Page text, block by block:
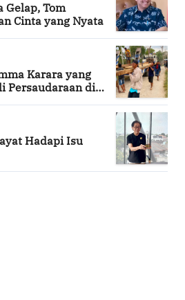
Gelap, Tom
Cinta yang Nyata
Karara yang
Persaudaraan di
Hadapi Isu